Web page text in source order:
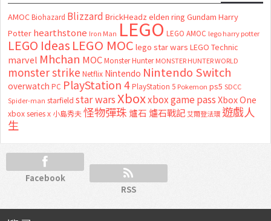
AMOC Biohazard Blizzard BrickHeadz elden ring Gundam Harry
Potter hearthstone Iron Man LEGO LEGO AMOC lego harry potter
LEGO Ideas LEGO MOC lego star wars LEGO Technic
marvel Mhchan MOC Monster Hunter MONSTER HUNTER WORLD
monster strike Netflix Nintendo Nintendo Switch
overwatch PC PlayStation 4 PlayStation 5 Pokemon ps5 SDCC
Spider-man starfield star wars Xboxxbox game passXbox One
xbox series x 小島秀夫怪物彈珠 爐石 爐石戰記艾爾登法環 遊戲人
生
Facebook
RSS